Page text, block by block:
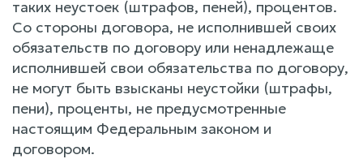
таких неустоек (штрафов, пеней), процентов.
Со стороны договора, не исполнившей своих
обязательств по договору или ненадлежаще
исполнившей свои обязательства по договору,
не могут быть взысканы неустойки (штрафы,
пени), проценты, не предусмотренные
настоящим Федеральным законом и
договором.